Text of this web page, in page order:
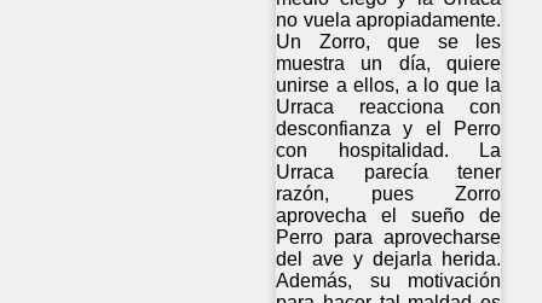
no vuela apropiadamente.
Un Zorro, que se les
muestra un día, quiere
unirse a ellos, a lo que la
Urraca reacciona con
desconfianza y el Perro
con hospitalidad. La
Urraca parecía tener
razón, pues Zorro
aprovecha el sueño de
Perro para aprovecharse
del ave y dejarla herida.
Además, su motivación